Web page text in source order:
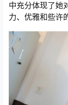
中充分体现了她
力、优雅和些许